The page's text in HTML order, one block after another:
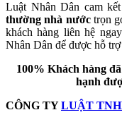
Luật Nhân Dân cam
thường nhà nướctrọn
khách hàng liên hệ
Nhân Dân để được hỗ
100% Khách hàng
hạnh
CÔNG TYLUẬT